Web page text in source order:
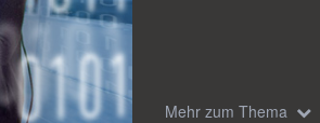
für die LKH Mehr zum Thema